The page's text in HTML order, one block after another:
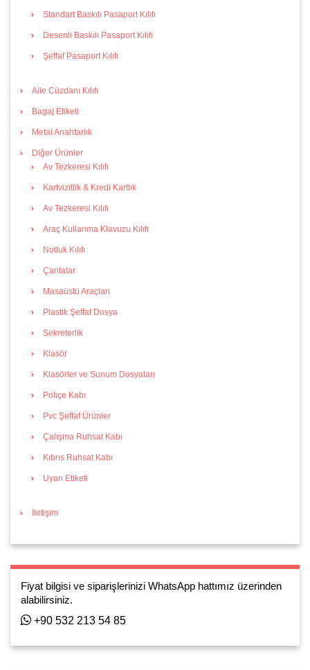
Standart Baskılı Pasaport Kılıfı
Desenli Baskılı Pasaport Kılıfı
Şeffaf Pasaport Kılıfı
Aile Cüzdanı Kılıfı
Bagaj Etiketi
Metal Anahtarlık
Diğer Ürünler
Av Tezkeresi Kılıfı
Kartvizitlik & Kredi Kartlık
Av Tezkeresi Kılıfı
Araç Kullanma Klavuzu Kılıfı
Notluk Kılıfı
Çantalar
Masaüstü Araçları
Plastik Şeffaf Dosya
Sekreterlik
Klasör
Klasörler ve Sunum Dosyaları
Poliçe Kabı
Pvc Şeffaf Ürünler
Çalışma Ruhsat Kabı
Kıbrıs Ruhsat Kabı
Uyarı Etiketi
İletişim
Fiyat bilgisi ve siparişlerinizi WhatsApp hattımız üzerinden
alabilirsiniz.
+90 532 213 54 85